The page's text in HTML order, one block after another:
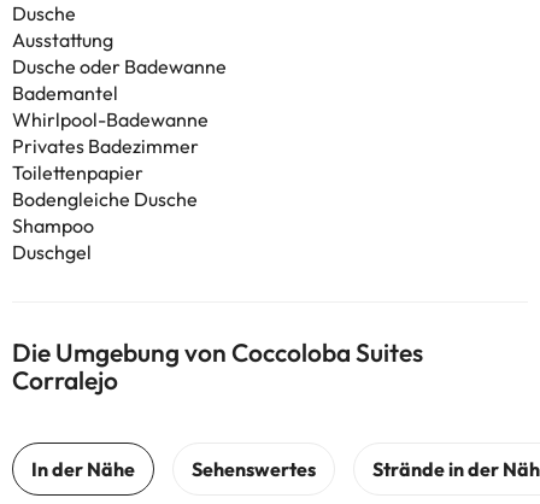
Dusche
Ausstattung
Dusche oder Badewanne
Bademantel
Whirlpool-Badewanne
Privates Badezimmer
Toilettenpapier
Bodengleiche Dusche
Shampoo
Duschgel
Die Umgebung von Coccoloba Suites
Corralejo